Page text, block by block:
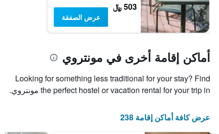
503 ﷼
عرض الصفقة
أماكن إقامة أخرى في مونتروي
Looking for something less traditional for your stay? Find
the perfect hostel or vacation rental for your trip in مونتروي.
عرض كافة أماكن إقامة 238